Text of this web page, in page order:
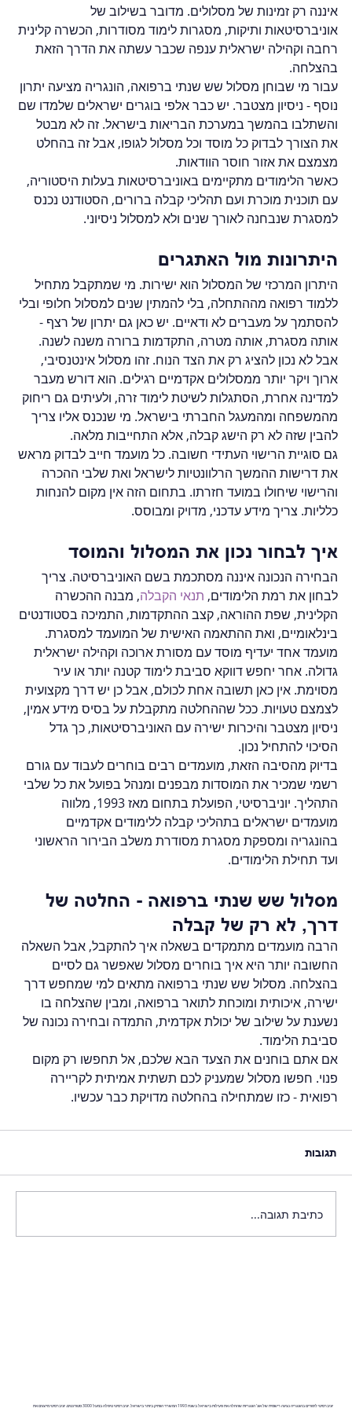
איננה רק זמינות של מסלולים. מדובר בשילוב של
אוניברסיטאות ותיקות, מסגרות לימוד מסודרות, הכשרה קלינית
רחבה וקהילה ישראלית ענפה שכבר עשתה את הדרך הזאת
בהצלחה.
עבור מי שבוחן מסלול שש שנתי ברפואה, הונגריה מציעה יתרון
נוסף - ניסיון מצטבר. יש כבר אלפי בוגרים ישראלים שלמדו שם
והשתלבו בהמשך במערכת הבריאות בישראל. זה לא מבטל
את הצורך לבדוק כל מוסד וכל מסלול לגופו, אבל זה בהחלט
מצמצם את אזור חוסר הוודאות.
כאשר הלימודים מתקיימים באוניברסיטאות בעלות היסטוריה,
עם תוכנית מוכרת ועם תהליכי קבלה ברורים, הסטודנט נכנס
למסגרת שנבחנה לאורך שנים ולא למסלול ניסיוני.
היתרונות מול האתגרים
היתרון המרכזי של המסלול הוא ישירות. מי שמתקבל מתחיל
ללמוד רפואה מההתחלה, בלי להמתין שנים למסלול חלופי ובלי
להסתמך על מעברים לא ודאיים. יש כאן גם יתרון של רצף -
אותה מסגרת, אותה מטרה, התקדמות ברורה משנה לשנה.
אבל לא נכון להציג רק את הצד הנוח. זהו מסלול אינטנסיבי,
ארוך ויקר יותר ממסלולים אקדמיים רגילים. הוא דורש מעבר
למדינה אחרת, הסתגלות לשיטת לימוד זרה, ולעיתים גם ריחוק
מהמשפחה ומהמעגל החברתי בישראל. מי שנכנס אליו צריך
להבין שזה לא רק הישג קבלה, אלא התחייבות מלאה.
גם סוגיית הרישוי העתידי חשובה. כל מועמד חייב לבדוק מראש
את דרישות ההמשך הרלוונטיות לישראל ואת שלבי ההכרה
והרישוי שיחולו במועד חזרתו. בתחום הזה אין מקום להנחות
כלליות. צריך מידע עדכני, מדויק ומבוסס.
איך לבחור נכון את המסלול והמוסד
הבחירה הנכונה איננה מסתכמת בשם האוניברסיטה. צריך
לבחון את רמת הלימודים, תנאי הקבלה, מבנה ההכשרה
הקלינית, שפת ההוראה, קצב ההתקדמות, התמיכה בסטודנטים
בינלאומיים, ואת ההתאמה האישית של המועמד למסגרת.
מועמד אחד יעדיף מוסד עם מסורת ארוכה וקהילה ישראלית
גדולה. אחר יחפש דווקא סביבת לימוד קטנה יותר או עיר
מסוימת. אין כאן תשובה אחת לכולם, אבל כן יש דרך מקצועית
לצמצם טעויות. ככל שההחלטה מתקבלת על בסיס מידע אמין,
ניסיון מצטבר והיכרות ישירה עם האוניברסיטאות, כך גדל
הסיכוי להתחיל נכון.
בדיוק מהסיבה הזאת, מועמדים רבים בוחרים לעבוד עם גורם
רשמי שמכיר את המוסדות מבפנים ומנהל בפועל את כל שלבי
התהליך. יוניברסיטי, הפועלת בתחום מאז 1993, מלווה
מועמדים ישראלים בתהליכי קבלה ללימודים אקדמיים
בהונגריה ומספקת מסגרת מסודרת משלב הבירור הראשוני
ועד תחילת הלימודים.
מסלול שש שנתי ברפואה - החלטה של
דרך, לא רק של קבלה
הרבה מועמדים מתמקדים בשאלה איך להתקבל, אבל השאלה
החשובה יותר היא איך בוחרים מסלול שאפשר גם לסיים
בהצלחה. מסלול שש שנתי ברפואה מתאים למי שמחפש דרך
ישירה, איכותית ומוכחת לתואר ברפואה, ומבין שהצלחה בו
נשענת על שילוב של יכולת אקדמית, התמדה ובחירה נכונה של
סביבת הלימוד.
אם אתם בוחנים את הצעד הבא שלכם, אל תחפשו רק מקום
פנוי. חפשו מסלול שמעניק לכם תשתית אמיתית לקריירה
רפואית - כזו שמתחילה בהחלטה מדויקת כבר עכשיו.
תגובות
כתיבת תגובה...
יוניברסיטי לימודים בהונגריה נציגה רישמית של אונ' הונגריות שהחלה את פעילות בישראל בשנת 1993 המשרד הוותיק ביותר בישראל. יוניברסיטי טיפלה במעל 3000 סטודנטים. יוניברסיטי מייצגים את